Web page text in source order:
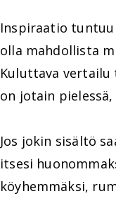
Inspiraatio tuntuu
olla mahdollista
Kuluttava vertailu
on jotain
Jos jokin sisältö
itsesi
köyhemmäksi,